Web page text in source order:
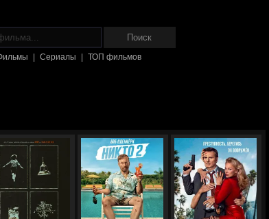
Сериалы ТОП фильмов